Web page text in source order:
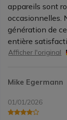
appareils sont
occasionnelles.
génération de
entière
Afficher l'original
Mike Egermann
01/01/2026